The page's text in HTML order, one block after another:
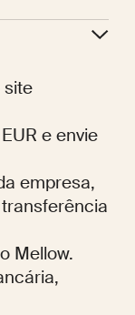
site
e envie
empresa,
Mellow.